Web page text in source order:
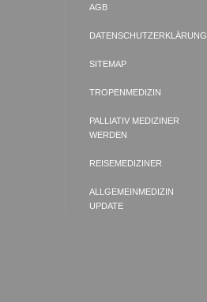
AGB
DATENSCHUTZERKLÄRUNG
SITEMAP
TROPENMEDIZIN
PALLIATIV MEDIZINER
WERDEN
REISEMEDIZINER
ALLGEMEINMEDIZIN
UPDATE